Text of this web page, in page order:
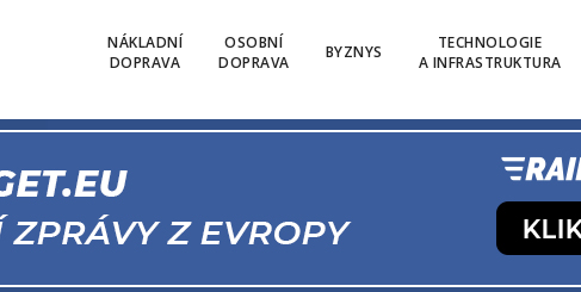
NÁKLADNÍ
DOPRAVA
OSOBNÍ
DOPRAVA
BYZNYS
TECHNOLOGIE
A INFRASTRUKTURA